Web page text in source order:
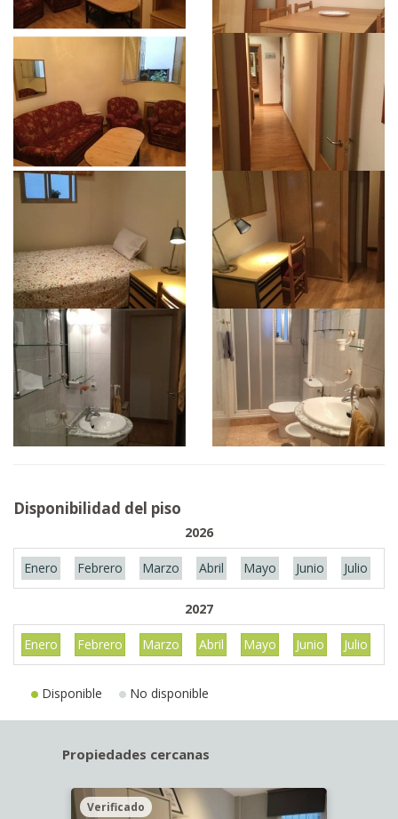
Disponibilidad del piso
2026
Enero Febrero Marzo Abril Mayo Junio Julio
2027
Enero Febrero Marzo Abril Mayo Junio Julio
Disponible No disponible
Propiedades cercanas
Verificado